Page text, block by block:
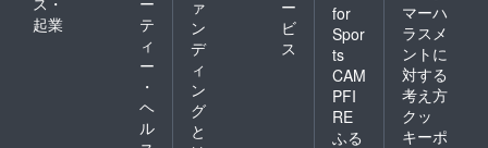
起業
テ
ィ
ー
・
ヘ
ル
ァ
ン
デ
ィ
ン
グ
と
ー
ビ
ス
for
Spor
ts
CAM
PFI
RE
ふる
マーハ
ラスメ
ントに
対する
考え方
クッ
キーポ